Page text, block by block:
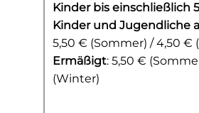
Kinder bis einschließlich
Kinder und Jugendliche
5,50 € (Sommer) / 4,50 €
Ermäßigt: 5,50 €
(Winter)